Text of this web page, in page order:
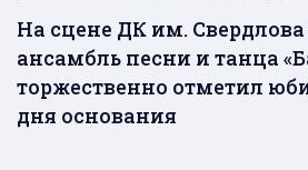
На сцене ДК им.
ансамбль песни и танца
торжественно отметил
дня основания